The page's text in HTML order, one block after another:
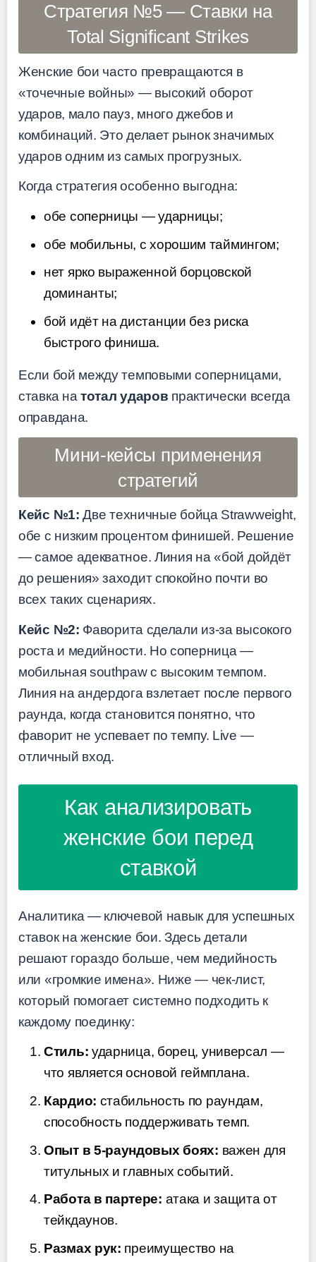
Стратегия №5 — Ставки на
Total Significant Strikes
Женские бои часто превращаются в
«точечные войны» — высокий оборот
ударов, мало пауз, много джебов и
комбинаций. Это делает рынок значимых
ударов одним из самых прогрузных.
Когда стратегия особенно выгодна:
обе соперницы — ударницы;
обе мобильны, с хорошим таймингом;
нет ярко выраженной борцовской
доминанты;
бой идёт на дистанции без риска
быстрого финиша.
Если бой между темповыми соперницами,
ставка на тотал ударов практически всегда
оправдана.
Мини-кейсы применения
стратегий
Кейс №1: Две техничные бойца Strawweight,
обе с низким процентом финишей. Решение
— самое адекватное. Линия на «бой дойдёт
до решения» заходит спокойно почти во
всех таких сценариях.
Кейс №2: Фаворита сделали из-за высокого
роста и медийности. Но соперница —
мобильная southpaw с высоким темпом.
Линия на андердога взлетает после первого
раунда, когда становится понятно, что
фаворит не успевает по темпу. Live —
отличный вход.
Как анализировать
женские бои перед
ставкой
Аналитика — ключевой навык для успешных
ставок на женские бои. Здесь детали
решают гораздо больше, чем медийность
или «громкие имена». Ниже — чек-лист,
который помогает системно подходить к
каждому поединку:
Стиль: ударница, борец, универсал —
что является основой геймплана.
Кардио: стабильность по раундам,
способность поддерживать темп.
Опыт в 5-раундовых боях: важен для
титульных и главных событий.
Работа в партере: атака и защита от
тейкдаунов.
Размах рук: преимущество на